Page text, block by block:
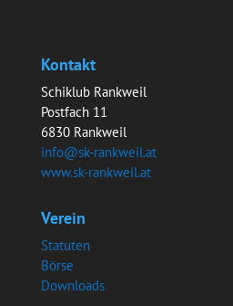
Kontakt
Schiklub Rankweil
Postfach 11
6830 Rankweil
info@sk-rankweil.at
www.sk-rankweil.at
Verein
Statuten
Börse
Downloads